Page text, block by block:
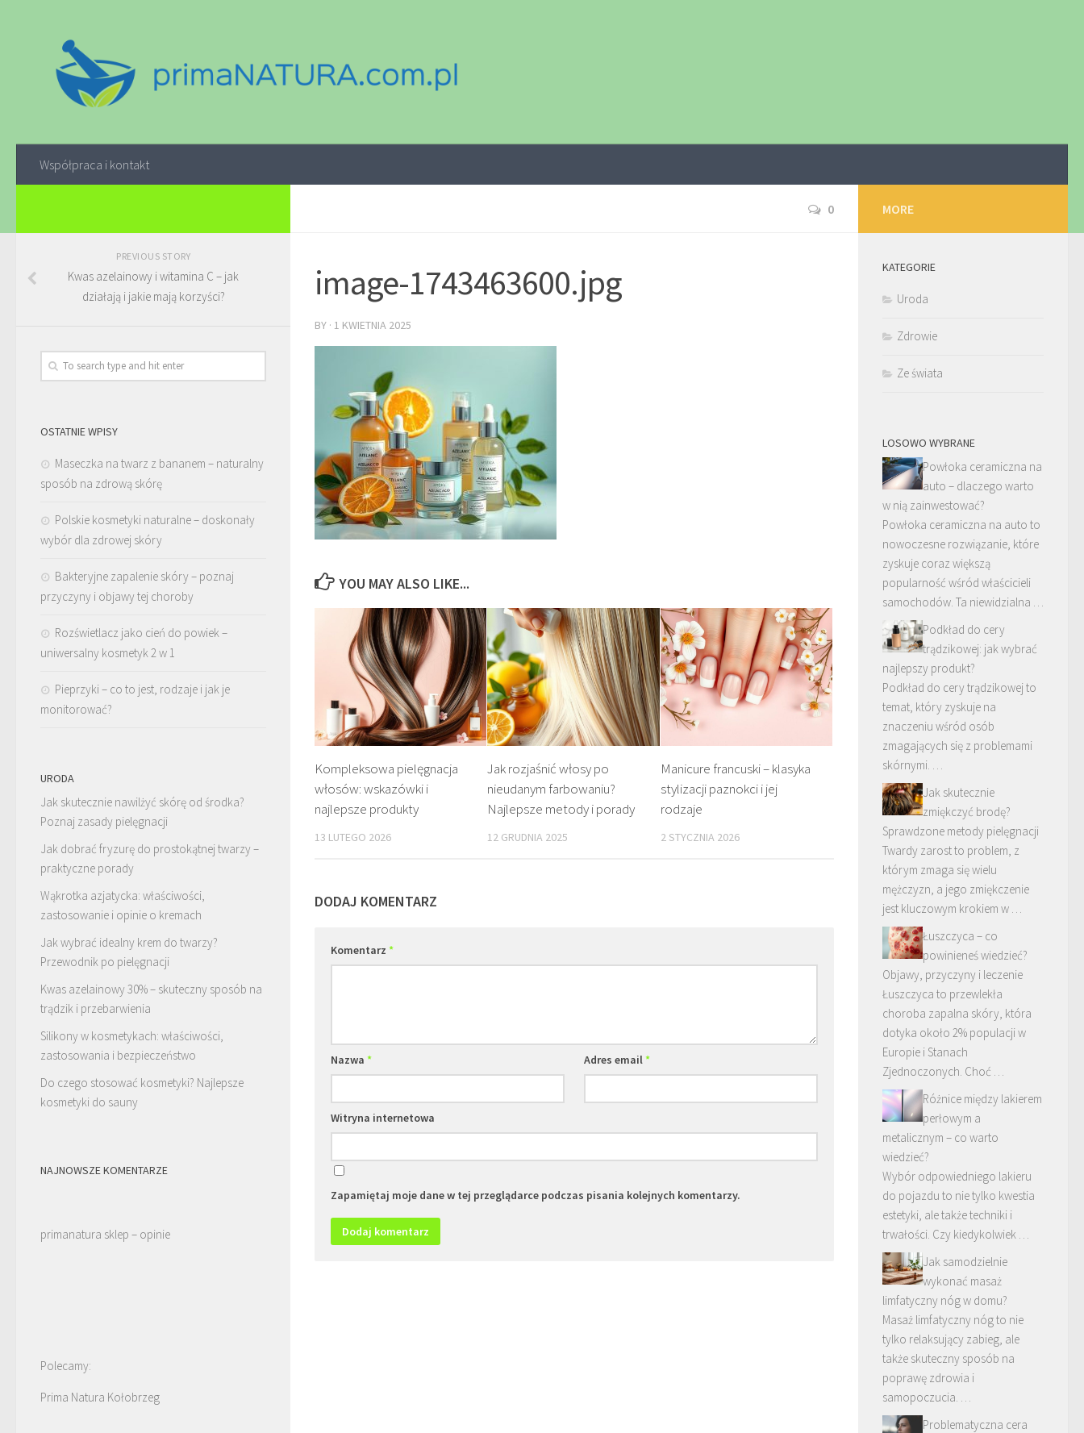
Współpraca i kontakt
0
image-1743463600.jpg
BY · 1 KWIETNIA 2025
YOU MAY ALSO LIKE...
Kompleksowa pielęgnacja
włosów: wskazówki i
najlepsze produkty
13 LUTEGO 2026
Jak rozjaśnić włosy po
nieudanym farbowaniu?
Najlepsze metody i porady
12 GRUDNIA 2025
Manicure francuski – klasyka
stylizacji paznokci i jej
rodzaje
2 STYCZNIA 2026
DODAJ KOMENTARZ
Komentarz *
Nazwa * Adres email*
Witryna internetowa
Zapamiętaj moje dane w tej przeglądarce podczas pisania kolejnych komentarzy.
PREVIOUS STORY
Kwas azelainowy i witamina C – jak
działają i jakie mają korzyści?
OSTATNIE WPISY
Maseczka na twarz z bananem – naturalny
sposób na zdrową skórę
Polskie kosmetyki naturalne – doskonały
wybór dla zdrowej skóry
Bakteryjne zapalenie skóry – poznaj
przyczyny i objawy tej choroby
Rozświetlacz jako cień do powiek –
uniwersalny kosmetyk 2 w 1
Pieprzyki – co to jest, rodzaje i jak je
monitorować?
URODA
Jak skutecznie nawilżyć skórę od środka?
Poznaj zasady pielęgnacji
Jak dobrać fryzurę do prostokątnej twarzy –
praktyczne porady
Wąkrotka azjatycka: właściwości,
zastosowanie i opinie o kremach
Jak wybrać idealny krem do twarzy?
Przewodnik po pielęgnacji
Kwas azelainowy 30% – skuteczny sposób na
trądzik i przebarwienia
Silikony w kosmetykach: właściwości,
zastosowania i bezpieczeństwo
Do czego stosować kosmetyki? Najlepsze
kosmetyki do sauny
NAJNOWSZE KOMENTARZE
primanatura sklep – opinie
Polecamy:
Prima Natura Kołobrzeg
MORE
KATEGORIE
Uroda
Zdrowie
Ze świata
LOSOWO WYBRANE
Powłoka ceramiczna na
auto – dlaczego warto
w nią zainwestować?
Powłoka ceramiczna na auto to
nowoczesne rozwiązanie, które
zyskuje coraz większą
popularność wśród właścicieli
samochodów. Ta niewidzialna …
Podkład do cery
trądzikowej: jak wybrać
najlepszy produkt?
Podkład do cery trądzikowej to
temat, który zyskuje na
znaczeniu wśród osób
zmagających się z problemami
skórnymi. …
Jak skutecznie
zmiękczyć brodę?
Sprawdzone metody pielęgnacji
Twardy zarost to problem, z
którym zmaga się wielu
mężczyzn, a jego zmiękczenie
jest kluczowym krokiem w …
Łuszczyca – co
powinieneś wiedzieć?
Objawy, przyczyny i leczenie
Łuszczyca to przewlekła
choroba zapalna skóry, która
dotyka około 2% populacji w
Europie i Stanach
Zjednoczonych. Choć …
Różnice między lakierem
perłowym a
metalicznym – co warto
wiedzieć?
Wybór odpowiedniego lakieru
do pojazdu to nie tylko kwestia
estetyki, ale także techniki i
trwałości. Czy kiedykolwiek …
Jak samodzielnie
wykonać masaż
limfatyczny nóg w domu?
Masaż limfatyczny nóg to nie
tylko relaksujący zabieg, ale
także skuteczny sposób na
poprawę zdrowia i
samopoczucia. …
Problematyczna cera